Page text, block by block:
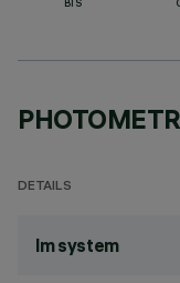
BIS
DETAILS
lm system